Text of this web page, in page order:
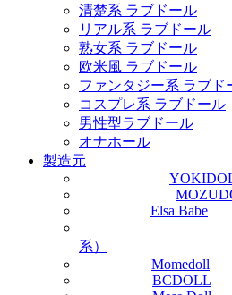
清楚系 ラブドール
リアル系 ラブドール
熟女系 ラブドール
欧米風 ラブドール
ファンタジー系 ラブド
コスプレ系 ラブドール
男性型ラブドール
オナホール
製造元
Elsa Babe
系）
Momedoll
BCDOLL